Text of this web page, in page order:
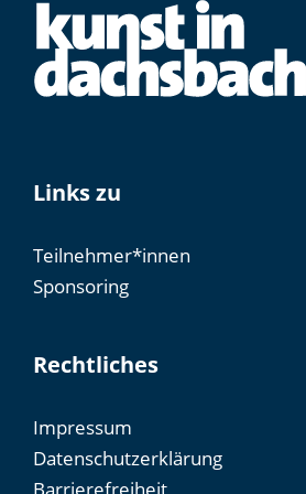
Links zu
Teilnehmer*innen
Sponsoring
Rechtliches
Impressum
Datenschutzerklärung